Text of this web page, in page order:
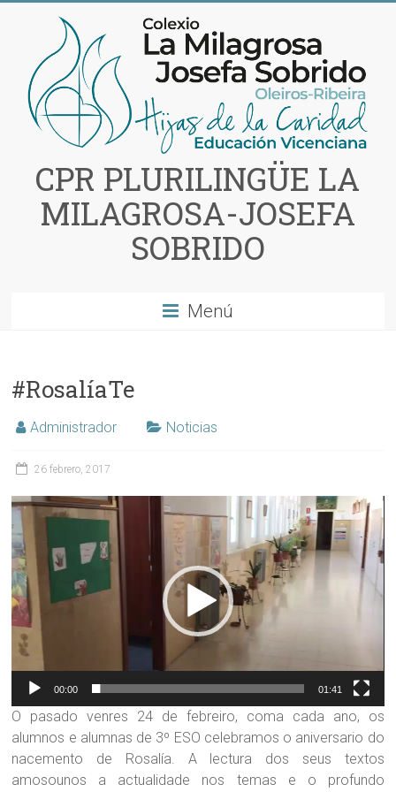
contenido
CPR PLURILINGÜE LA
MILAGROSA-JOSEFA
SOBRIDO
Menú
#RosalíaTe
Administrador Noticias
26 febrero, 2017
Reproductor
de
vídeo
00:00 01:41
O pasado venres 24 de febreiro, coma cada ano, os
alumnos e alumnas de 3º ESO celebramos o aniversario do
nacemento de Rosalía. A lectura dos seus textos
amosounos a actualidade nos temas e o profundo